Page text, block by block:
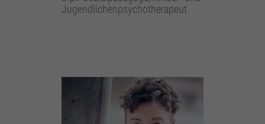
Jugendlichenpsychotherapeut